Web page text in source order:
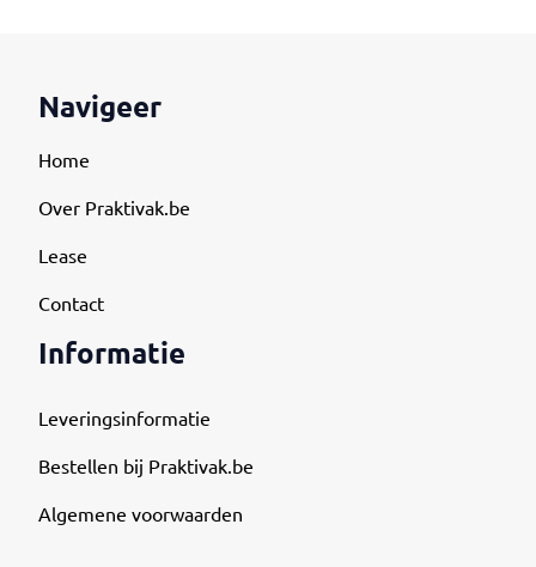
Navigeer
Home
Over Praktivak.be
Lease
Contact
Informatie
Leveringsinformatie
Bestellen bij Praktivak.be
Algemene voorwaarden